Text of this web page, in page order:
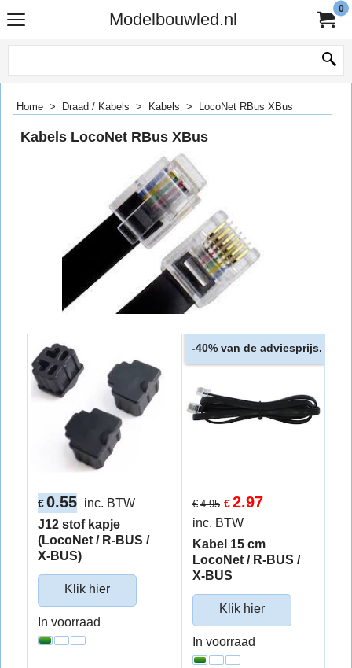
Modelbouwled.nl
0
Home > Draad / Kabels > Kabels > LocoNet RBus XBus
Kabels LocoNet RBus XBus
€ 0.55 inc. BTW
J12 stof kapje
(LocoNet / R-BUS /
X-BUS)
Klik hier
In voorraad
-40% van de adviesprijs.
€ 4.95 €2.97
inc. BTW
Kabel 15 cm
LocoNet / R-BUS /
X-BUS
Klik hier
In voorraad